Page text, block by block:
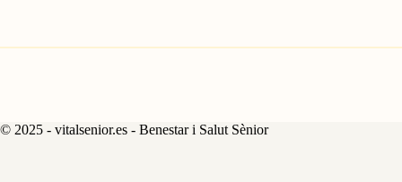
© 2025 - vitalsenior.es - Benestar i Salut Sènior